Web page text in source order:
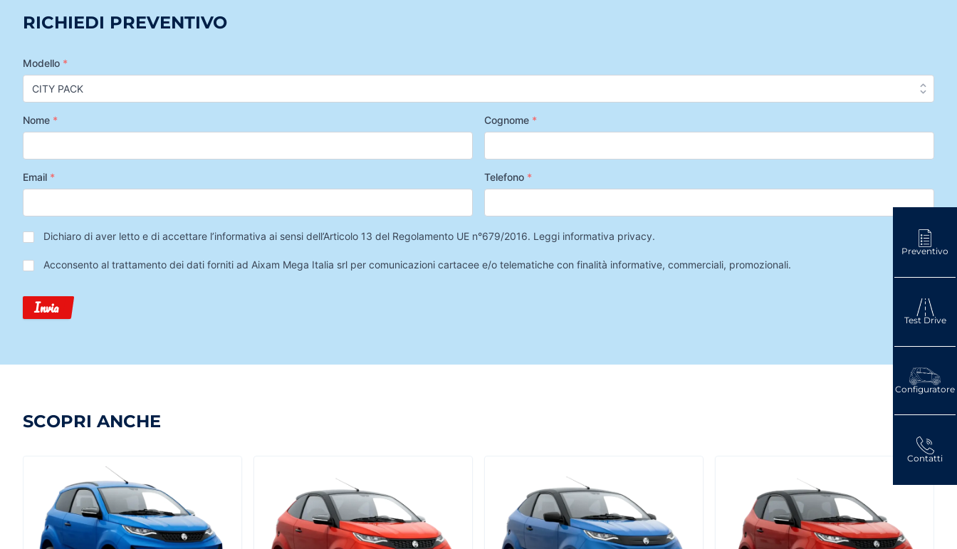
Preventivo
Test Drive
Configuratore
Contatti
RICHIEDI PREVENTIVO
Modello *
Nome * Cognome *
Email * Telefono *
Privacy*
Dichiaro di aver letto e di accettare l’informativa ai sensi dell’Articolo 13 del Regolamento UE n°679/2016. Leggi informativa privacy.
Trattamento
Dati
Acconsento al trattamento dei dati forniti ad Aixam Mega Italia srl per comunicazioni cartacee e/o telematiche con finalità informative, commerciali, promozionali.
Invia
SCOPRI ANCHE